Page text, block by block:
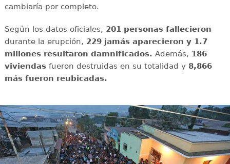
cambiaría por completo.
Según los datos oficiales, 201 personas fallecieron
durante la erupción, 229 jamás aparecieron y 1.7
millones resultaron damnificados. Además, 186
viviendasfueron destruidas en su totalidad y 8,866
más fueron reubicadas.